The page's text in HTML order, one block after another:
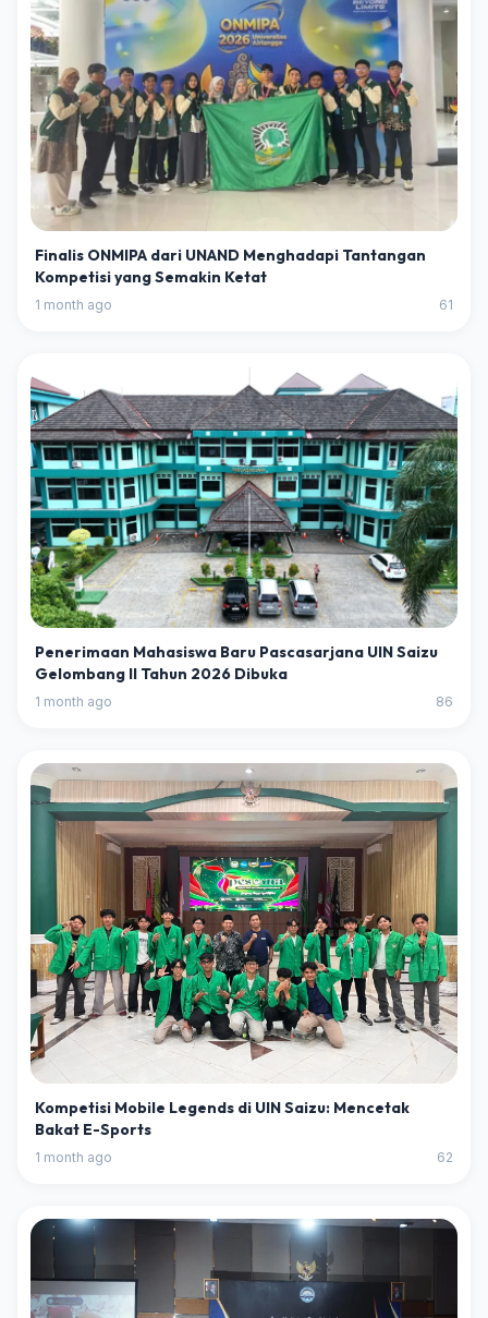
Finalis ONMIPA dari UNAND Menghadapi Tantangan
Kompetisi yang Semakin Ketat
1 month ago 61
Penerimaan Mahasiswa Baru Pascasarjana UIN Saizu
Gelombang II Tahun 2026 Dibuka
1 month ago 86
Kompetisi Mobile Legends di UIN Saizu: Mencetak
Bakat E-Sports
1 month ago 62